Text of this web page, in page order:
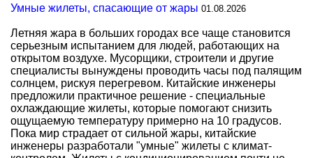
Умные жилеты, спасающие от жары 01.08.2026
Летняя жара в больших городах все чаще становится
серьезным испытанием для людей, работающих на
открытом воздухе. Мусорщики, строители и другие
специалисты вынуждены проводить часы под палящим
солнцем, рискуя перегревом. Китайские инженеры
предложили практичное решение - специальные
охлаждающие жилеты, которые помогают снизить
ощущаемую температуру примерно на 10 градусов.
Пока мир страдает от сильной жары, китайские
инженеры разработали "умные" жилеты с климат-